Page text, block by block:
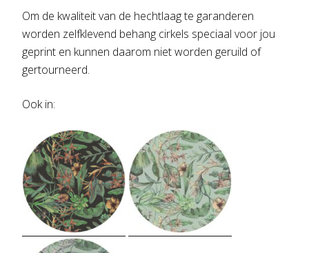
Om de kwaliteit van de hechtlaag te garanderen
worden zelfklevend behang cirkels speciaal voor jou
geprint en kunnen daarom niet worden geruild of
gertourneerd.
Ook in: